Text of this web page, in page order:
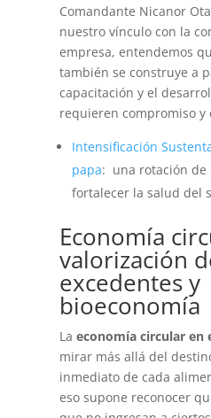
Comandante Nicanor
nuestro vínculo con la
empresa, entendemos
también se construye a
capacitación y el
requieren compromiso y
Intensificación
papa: una rotación de
fortalecer la salud del
Economía
valorización
excedentes y
bioeconomía
Laeconomía circular en
mirar más allá del
inmediato de cada
eso supone reconocer